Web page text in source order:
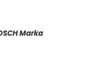
Marka